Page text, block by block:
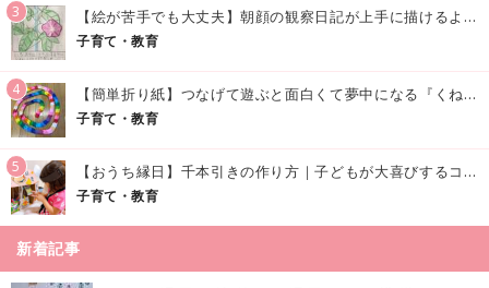
3 【絵が苦手でも大丈夫】朝顔の観察日記が上手に描けるようになる方法｜イラスト付き
子育て・教育
4 【簡単折り紙】つなげて遊ぶと面白くて夢中になる『くねくねへびさんの作り方』
子育て・教育
5 【おうち縁日】千本引きの作り方｜子どもが大喜びするコツやアイデア♪
子育て・教育
新着記事